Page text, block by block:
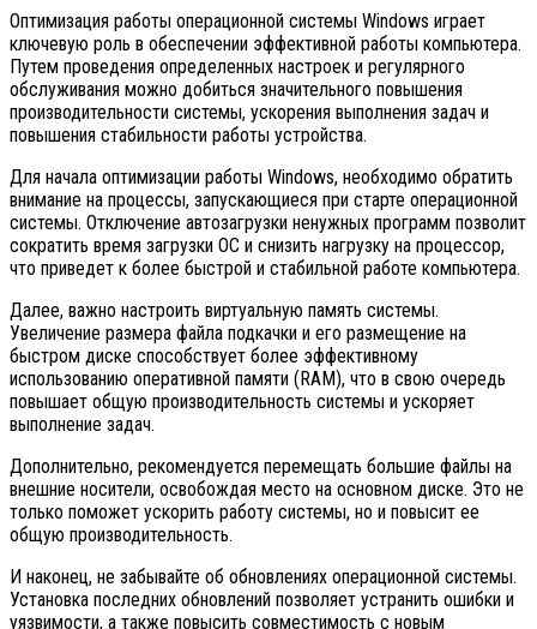
Оптимизация работы операционной системы Windows играет
ключевую роль в обеспечении эффективной работы компьютера.
Путем проведения определенных настроек и регулярного
обслуживания можно добиться значительного повышения
производительности системы, ускорения выполнения задач и
повышения стабильности работы устройства.
Для начала оптимизации работы Windows, необходимо обратить
внимание на процессы, запускающиеся при старте операционной
системы. Отключение автозагрузки ненужных программ позволит
сократить время загрузки ОС и снизить нагрузку на процессор,
что приведет к более быстрой и стабильной работе компьютера.
Далее, важно настроить виртуальную память системы.
Увеличение размера файла подкачки и его размещение на
быстром диске способствует более эффективному
использованию оперативной памяти (RAM), что в свою очередь
повышает общую производительность системы и ускоряет
выполнение задач.
Дополнительно, рекомендуется перемещать большие файлы на
внешние носители, освобождая место на основном диске. Это не
только поможет ускорить работу системы, но и повысит ее
общую производительность.
И наконец, не забывайте об обновлениях операционной системы.
Установка последних обновлений позволяет устранить ошибки и
уязвимости, а также повысить совместимость с новым